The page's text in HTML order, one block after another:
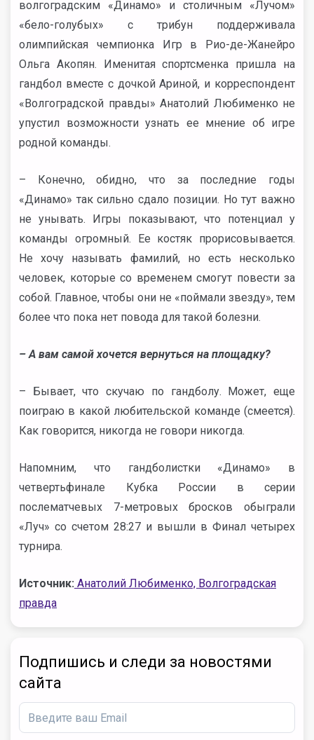
волгоградским «Динамо» и столичным «Лучом»
«бело-голубых» с трибун поддерживала
олимпийская чемпионка Игр в Рио-де-Жанейро
Ольга Акопян. Именитая спортсменка пришла на
гандбол вместе с дочкой Ариной, и корреспондент
«Волгоградской правды» Анатолий Любименко не
упустил возможности узнать ее мнение об игре
родной команды.
– Конечно, обидно, что за последние годы
«Динамо» так сильно сдало позиции. Но тут важно
не унывать. Игры показывают, что потенциал у
команды огромный. Ее костяк прорисовывается.
Не хочу называть фамилий, но есть несколько
человек, которые со временем смогут повести за
собой. Главное, чтобы они не «поймали звезду», тем
более что пока нет повода для такой болезни.
– А вам самой хочется вернуться на площадку?
– Бывает, что скучаю по гандболу. Может, еще
поиграю в какой любительской команде (смеется).
Как говорится, никогда не говори никогда.
Напомним, что гандболистки «Динамо» в
четвертьфинале Кубка России в серии
послематчевых 7-метровых бросков обыграли
«Луч» со счетом 28:27 и вышли в Финал четырех
турнира.
Источник: Анатолий Любименко, Волгоградская
правда
Подпишись и следи за новостями
сайта